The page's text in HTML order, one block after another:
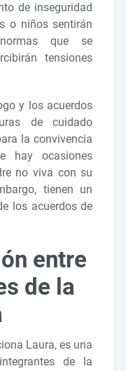
de inseguridad
o niños sentirán
que se
tensiones
y los acuerdos
de cuidado
la convivencia
hay ocasiones
no viva con su
tienen un
los acuerdos de
entre
de la
Laura, es una
de la